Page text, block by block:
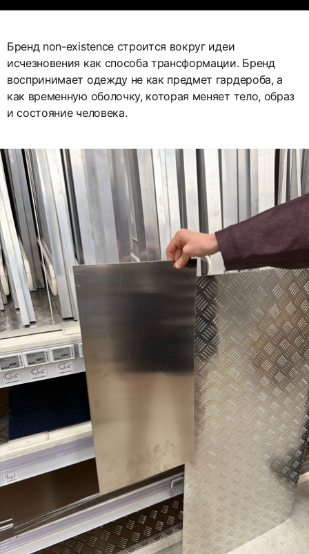
Бренд non-existence строится вокруг идеи
исчезновения как способа трансформации. Бренд
воспринимает одежду не как предмет гардероба, а
как временную оболочку, которая меняет тело, образ
и состояние человека.